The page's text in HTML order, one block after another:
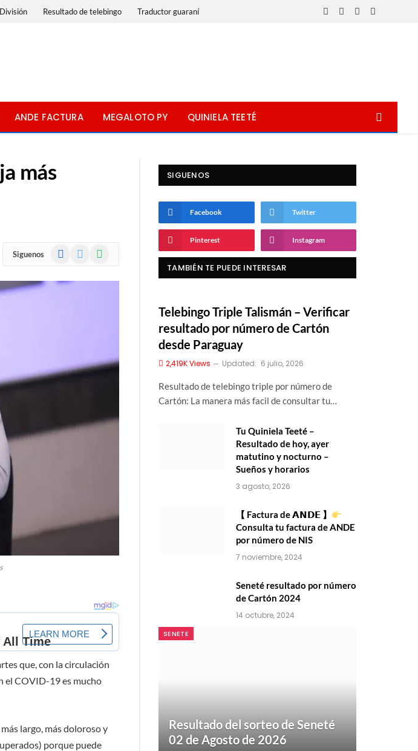
Resultado de telebingo Traductor guaraní
Facebook
X
InstagramWhatsApp
ANDE FACTURA MEGALOTO PY QUINIELA TEETÉ
más
Siguenos Facebook WhatsApp
que, con la circulación
el COVID-19 es mucho
largo, más doloroso y
porque puede
SIGUENOS
Facebook Twitter
Pinterest Instagram
TAMBIÉN TE PUEDE INTERESAR
Telebingo Triple Talismán – Verificar
resultado por número de Cartón
desde Paraguay
2,419KViews Updated: 6 julio, 2026
Resultado de telebingo triple por número de
Cartón: La manera más facil de consultar tu…
Tu Quiniela Teeté –
Resultado de hoy, ayer
matutino y nocturno –
Sueños y horarios
3 agosto, 2026
【 Factura de 𝗔𝗡𝗗𝗘 】
Consulta tu factura de ANDE
por número de NIS
7 noviembre, 2024
Seneté resultado por número
de Cartón 2024
14 octubre, 2024
SENETE
Resultado del sorteo de Seneté
02 de Agosto de 2026